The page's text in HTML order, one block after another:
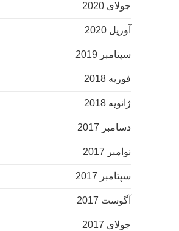
جولای 2020
آوریل 2020
سپتامبر 2019
فوریه 2018
ژانویه 2018
دسامبر 2017
نوامبر 2017
سپتامبر 2017
آگوست 2017
جولای 2017